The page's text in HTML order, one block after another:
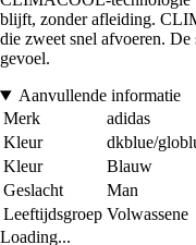
blijft, zonder afleiding.
die zweet snel afvoeren.
gevoel.
Aanvullende informatie
Merk
adidas
Kleur
dkblue/
Kleur
Blauw
Geslacht
Man
Leeftijdsgroep Volwassene
Loading...